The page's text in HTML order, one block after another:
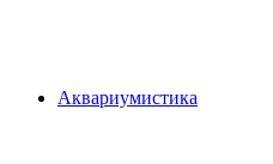
Аквариумистика